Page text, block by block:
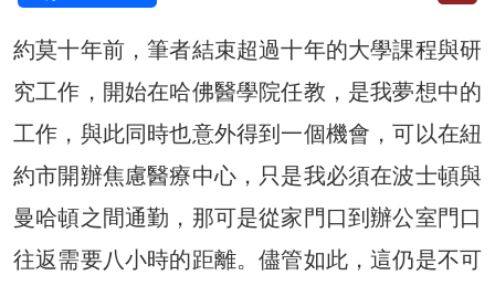
約莫十年前，筆者結束超過十年的大學課程與研
究工作，開始在哈佛醫學院任教，是我夢想中的
工作，與此同時也意外得到一個機會，可以在紐
約市開辦焦慮醫療中心，只是我必須在波士頓與
曼哈頓之間通勤，那可是從家門口到辦公室門口
往返需要八小時的距離。儘管如此，這仍是不可